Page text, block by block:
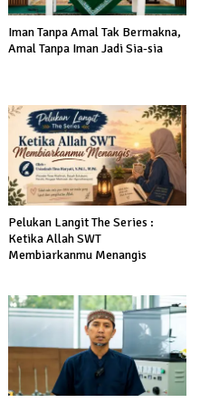
Iman Tanpa Amal Tak Bermakna,
Amal Tanpa Iman Jadi Sia-sia
Pelukan Langit The Series :
Ketika Allah SWT
Membiarkanmu Menangis